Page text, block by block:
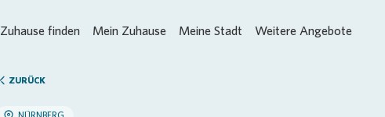
Zuhause finden Mein Zuhause Meine Stadt Weitere Angebote
ZURÜCK